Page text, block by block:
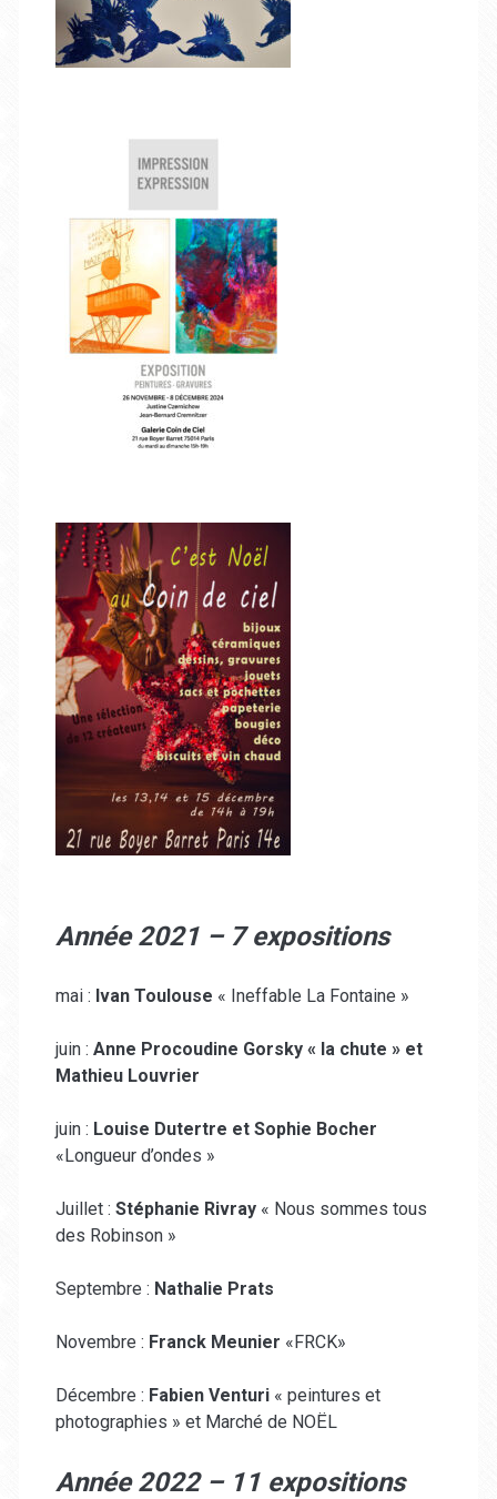
Année 2021 – 7 expositions
mai : Ivan Toulouse « Ineffable La Fontaine »
juin : Anne Procoudine Gorsky « la chute » et
Mathieu Louvrier
juin : Louise Dutertre et Sophie Bocher
«Longueur d’ondes »
Juillet : Stéphanie Rivray « Nous sommes tous
des Robinson »
Septembre : Nathalie Prats
Novembre : Franck Meunier «FRCK»
Décembre : Fabien Venturi« peintures et
photographies » et Marché de NOËL
Année 2022 – 11 expositions